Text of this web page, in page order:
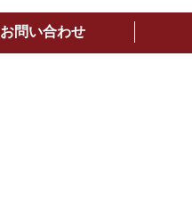
お問い合わせ